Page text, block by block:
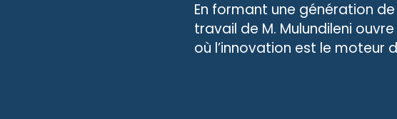
En formant une génération
travail de M. Mulundileni
où l’innovation est le moteur